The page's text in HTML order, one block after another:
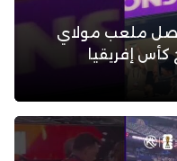
ملعب مولاي
كأس إفريقيا